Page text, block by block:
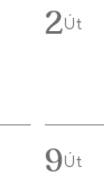
2Út
9Út